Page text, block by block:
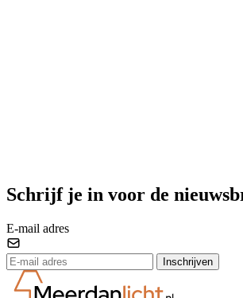
Schrijf je in voor de
E-mail adres
Inschrijven